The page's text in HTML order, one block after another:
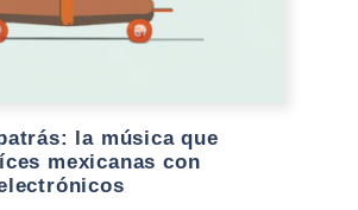
la música que
mexicanas con